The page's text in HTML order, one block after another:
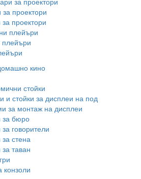
за проектори
проектори
плейъри
плейъри
кино
стойки
и стойки за дисплеи на под
за монтаж на дисплеи
за бюро
говорители
стена
таван
конзоли